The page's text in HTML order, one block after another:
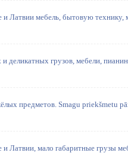
и Латвии мебель, бытовую
деликатных грузов, мебели,
предметов. Smagu priekšmetu
и Латвии, мало габаритные грузы